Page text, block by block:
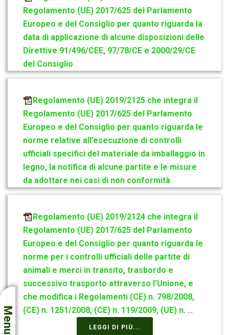
Menu
Regolamento (UE) 2017/625 del Parlamento
Europeo e del Consiglio per quanto riguarda la
data di applicazione di alcune disposizioni delle
Direttive 91/496/CEE, 97/78/CE e 2000/29/CE
del Consiglio
Regolamento (UE) 2019/2125 che integra il
Regolamento (UE) 2017/625 del Parlamento
Europeo e del Consiglio per quanto riguarda le
norme relative all’esecuzione di controlli
ufficiali specifici del materiale da imballaggio in
legno, la notifica di alcune partite e le misure
da adottare nei casi di non conformità
Regolamento (UE) 2019/2124 che integra il
Regolamento (UE) 2017/625 del Parlamento
Europeo e del Consiglio per quanto riguarda le
norme per i controlli ufficiali delle partite di
animali e merci in transito, trasbordo e
successivo trasporto attraverso l’Unione, e
che modifica i Regolamenti (CE) n. 798/2008,
(CE) n. 1251/2008, (CE) n. 119/2009, (UE) n. …
LEGGI DI PIÙ...